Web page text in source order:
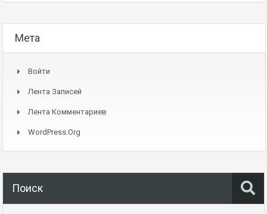
Мета
Войти
Лента Записей
Лента Комментариев
WordPress.org
Поиск